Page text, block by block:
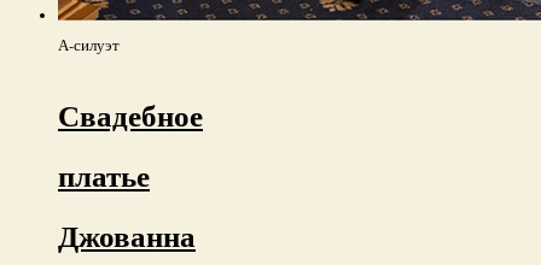
А-силуэт
Свадебное
платье
Джованна